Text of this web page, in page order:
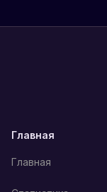
Главная
Главная